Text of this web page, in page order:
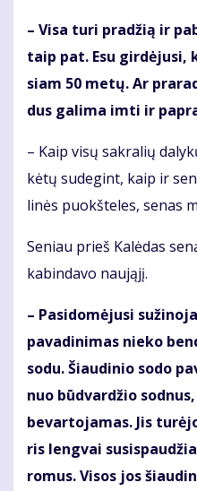
– Vi­sa tu­ri pra­džią ir
taip pat. Esu gir­dė­ju­si,
siam 50 me­tų. Ar
dus ga­li­ma im­ti ir
– Kaip vi­sų sak­ra­lių
kė­tų su­de­gint, kaip ir
li­nės puokš­te­les, se­nas
Se­niau prieš Ka­lė­das
ka­bin­da­vo nau­ją­jį.
– Pa­si­do­mė­ju­si
pa­va­di­ni­mas nie­ko
so­du. Šiau­di­nio so­do
nuo būd­var­džio
be­var­to­ja­mas. Jis
ris leng­vai
ro­mus. Vi­sos jos